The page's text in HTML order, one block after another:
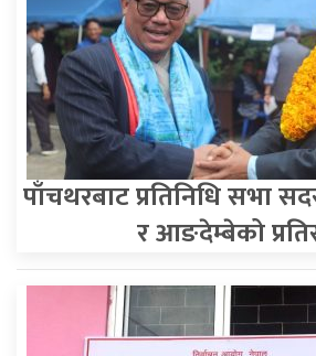
पाँचथरबाट प्रतिनिधि सभा
र आङदेम्बेको